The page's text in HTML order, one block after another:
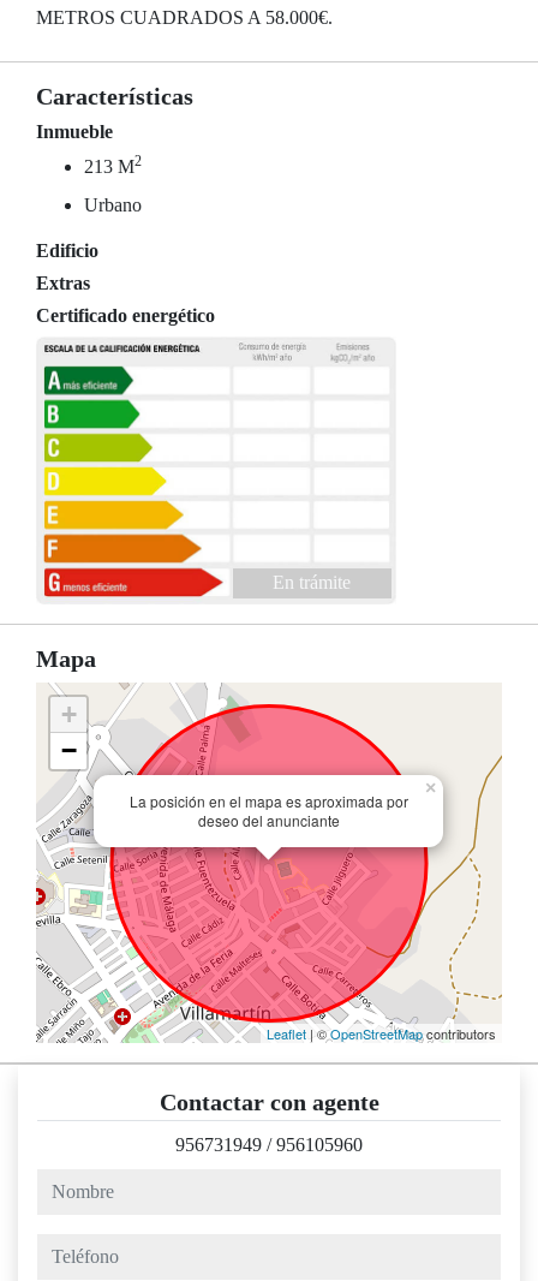
METROS CUADRADOS A 58.000€.
Características
Inmueble
213 M2
Urbano
Edificio
Extras
Certificado energético
En trámite
Mapa
La posición en el mapa es aproximada por
deseo del anunciante
×
+
−
Leaflet | ©OpenStreetMapcontributors
Contactar con agente
956731949 /956105960
nombre
teléfono